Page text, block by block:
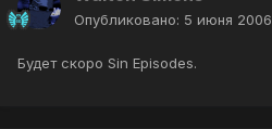
Опубликовано: 5 июня 2006
Будет скоро Sin Episodes.